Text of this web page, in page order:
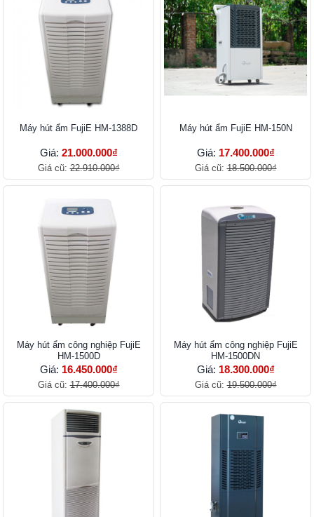
Máy hút ẩm FujiE HM-1388D
Giá: 21.000.000₫
Giá cũ:22.910.000₫
Máy hút ẩm FujiE HM-150N
Giá: 17.400.000₫
Giá cũ:18.500.000₫
Máy hút ẩm công nghiệp FujiE
HM-1500D
Giá: 16.450.000₫
Giá cũ:17.400.000₫
Máy hút ẩm công nghiệp FujiE
HM-1500DN
Giá: 18.300.000₫
Giá cũ:19.500.000₫